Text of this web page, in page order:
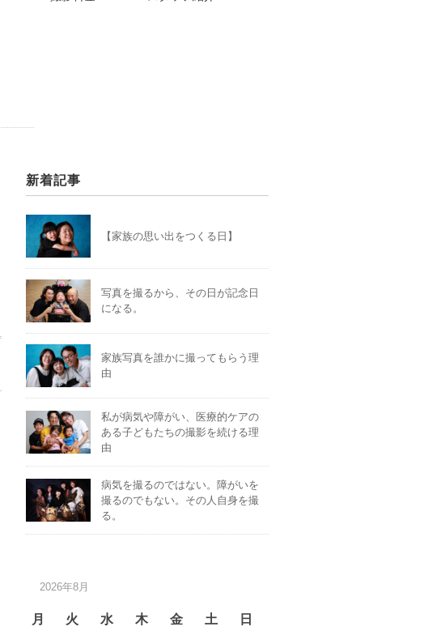
新着記事
【家族の思い出をつくる日】
写真を撮るから、その日が記念日
になる。
家族写真を誰かに撮ってもらう理
由
私が病気や障がい、医療的ケアの
ある子どもたちの撮影を続ける理
由
病気を撮るのではない。障がいを
撮るのでもない。その人自身を撮
る。
2026年8月
月 火 水 木 金 土 日